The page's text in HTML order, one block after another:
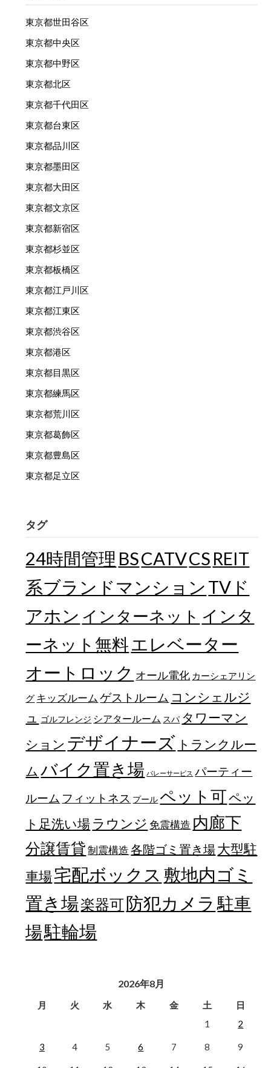
東京都世田谷区
東京都中央区
東京都中野区
東京都北区
東京都千代田区
東京都台東区
東京都品川区
東京都墨田区
東京都大田区
東京都文京区
東京都新宿区
東京都杉並区
東京都板橋区
東京都江戸川区
東京都江東区
東京都渋谷区
東京都港区
東京都目黒区
東京都練馬区
東京都荒川区
東京都葛飾区
東京都豊島区
東京都足立区
タグ
24時間管理 BSCATVCS REIT
系ブランドマンション TVド
アホン インターネット インタ
ーネット無料エレベーター
オートロック オール電化 カーシェアリン
グ キッズルーム ゲストルーム コンシェルジ
ュ
ゴルフレンジ シアタールーム スパ タワーマン
ション デザイナーズ トランクルー
ム バイク置き場 バレーサービス パーティー
ルーム フィットネス プール ペット可ペッ
ト足洗い場 ラウンジ 免震構造 内廊下
分譲賃貸 制震構造 各階ゴミ置き場大型駐
車場宅配ボックス 敷地内ゴミ
置き場楽器可防犯カメラ 駐車
場駐輪場
2026年8月
月 火 水 木 金 土
日
1
2
3 4 5 6 7 8 9